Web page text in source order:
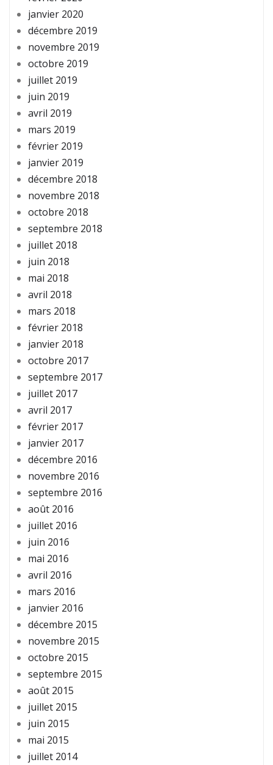
janvier 2020
décembre 2019
novembre 2019
octobre 2019
juillet 2019
juin 2019
avril 2019
mars 2019
février 2019
janvier 2019
décembre 2018
novembre 2018
octobre 2018
septembre 2018
juillet 2018
juin 2018
mai 2018
avril 2018
mars 2018
février 2018
janvier 2018
octobre 2017
septembre 2017
juillet 2017
avril 2017
février 2017
janvier 2017
décembre 2016
novembre 2016
septembre 2016
août 2016
juillet 2016
juin 2016
mai 2016
avril 2016
mars 2016
janvier 2016
décembre 2015
novembre 2015
octobre 2015
septembre 2015
août 2015
juillet 2015
juin 2015
mai 2015
juillet 2014